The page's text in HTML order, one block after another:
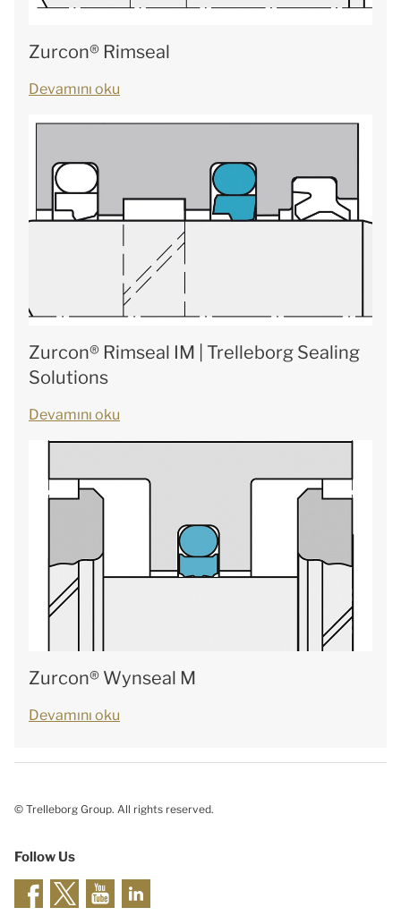
Zurcon® Rimseal
Devamını oku
Zurcon® Rimseal IM | Trelleborg Sealing
Solutions
Devamını oku
Zurcon® Wynseal M
Devamını oku
© Trelleborg Group. All rights reserved.
Follow Us